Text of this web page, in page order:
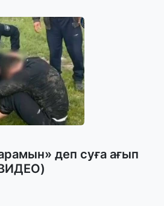
деп суға ағып